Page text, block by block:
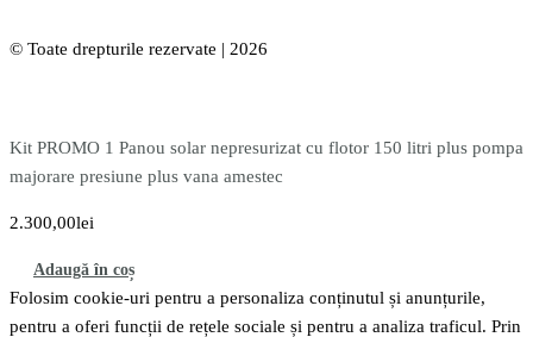
© Toate drepturile rezervate | 2026
Kit PROMO 1 Panou solar nepresurizat cu flotor 150 litri plus pompa
majorare presiune plus vana amestec
2.300,00lei
Adaugă în coș
Folosim cookie-uri pentru a personaliza conținutul și anunțurile,
pentru a oferi funcții de rețele sociale și pentru a analiza traficul. Prin